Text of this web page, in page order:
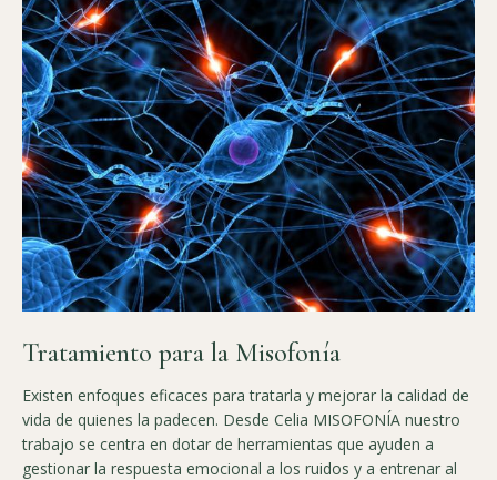
Tratamiento para la Misofonía
Existen enfoques eficaces para tratarla y mejorar la calidad de
vida de quienes la padecen. Desde Celia MISOFONÍA nuestro
trabajo se centra en dotar de herramientas que ayuden a
gestionar la respuesta emocional a los ruidos y a entrenar al